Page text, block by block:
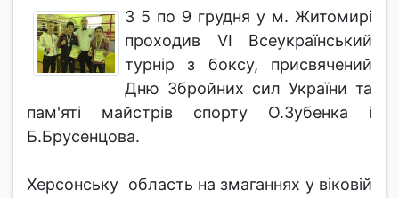
З 5 по 9 грудня у м. Житомирі
проходив VI Всеукраїнський
турнір з боксу, присвячений
Дню Збройних сил України та
пам'яті майстрів спорту О.Зубенка і
Б.Брусенцова.
Херсонську область на змаганнях у віковій